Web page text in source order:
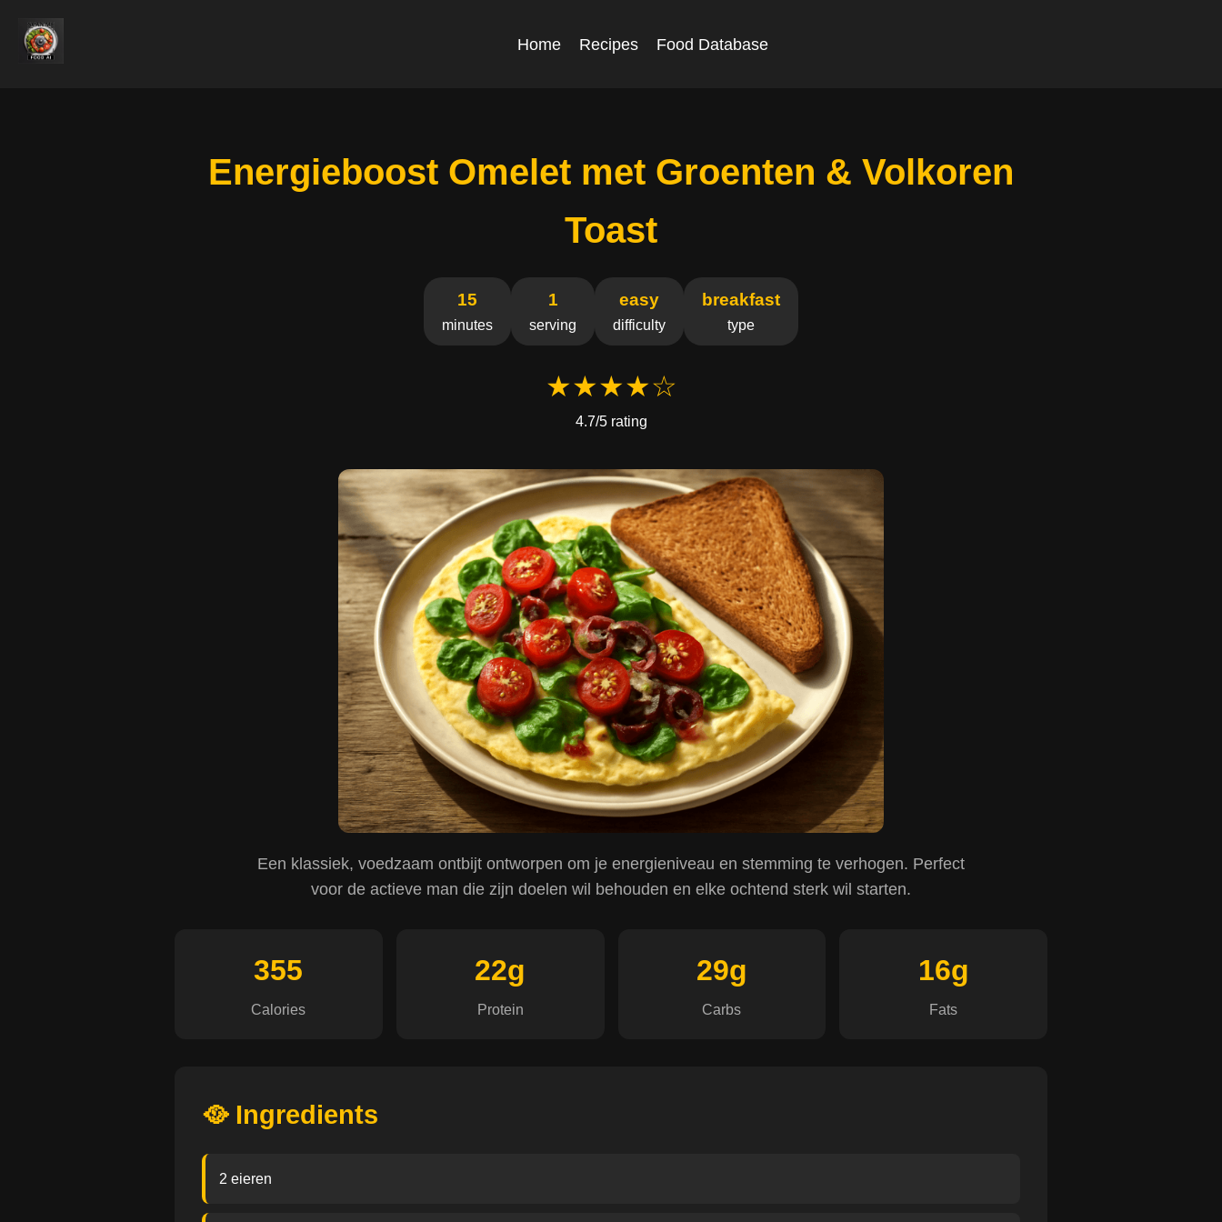
Home Recipes Food Database
Energieboost Omelet met Groenten & Volkoren
Toast
15
minutes
1
serving
easy
difficulty
breakfast
type
★★★★☆
4.7/5 rating
Een klassiek, voedzaam ontbijt ontworpen om je energieniveau en stemming te verhogen. Perfect
voor de actieve man die zijn doelen wil behouden en elke ochtend sterk wil starten.
355
Calories
22g
Protein
29g
Carbs
16g
Fats
🥘 Ingredients
2 eieren